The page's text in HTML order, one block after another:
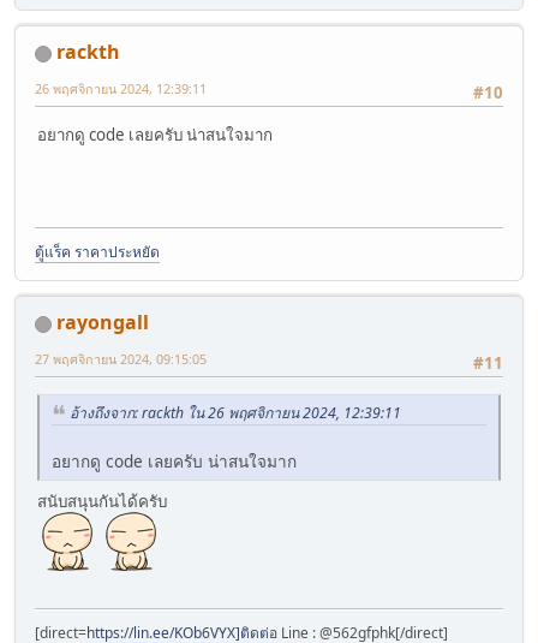
rackth
#10
26 พฤศจิกายน 2024, 12:39:11
อยากดู code เลยครับ น่าสนใจมาก
ตู้แร็ค ราคาประหยัด
rayongall
#11
27 พฤศจิกายน 2024, 09:15:05
อ้างถึงจาก: rackth ใน 26 พฤศจิกายน 2024, 12:39:11
อยากดู code เลยครับ น่าสนใจมาก
สนับสนุนกันได้ครับ
[direct=https://lin.ee/KOb6VYX]ติดต่อ Line : @562gfphk[/direct]